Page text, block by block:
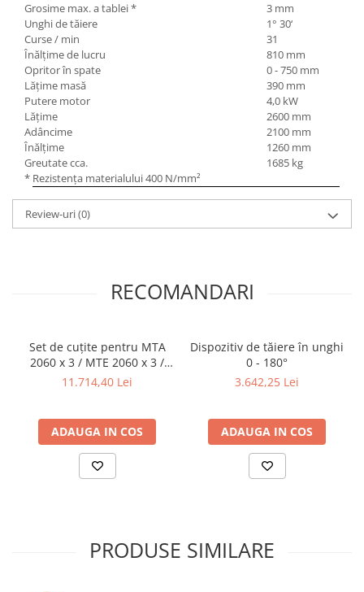
Grosime max. a tablei *
3 mm
Unghi de tăiere
1° 30‘
Curse / min
31
Înălţime de lucru
810 mm
Opritor în spate
0 - 750 mm
Lăţime masă
390 mm
Putere motor
4,0 kW
Lăţime
2600 mm
Adâncime
2100 mm
Înălţime
1260 mm
Greutate cca.
1685 kg
* Rezistenţa materialului 400 N/mm²
Review-uri(0)
RECOMANDARI
Set de cuțite pentru MTA
2060 x 3 / MTE 2060 x 3 /
MTE 2060 x 4 / MTR 2060 x
11.714,40 Lei
ADAUGA IN COS
Dispozitiv de tăiere în unghi
0 - 180°
3.642,25 Lei
ADAUGA IN COS
PRODUSE SIMILARE